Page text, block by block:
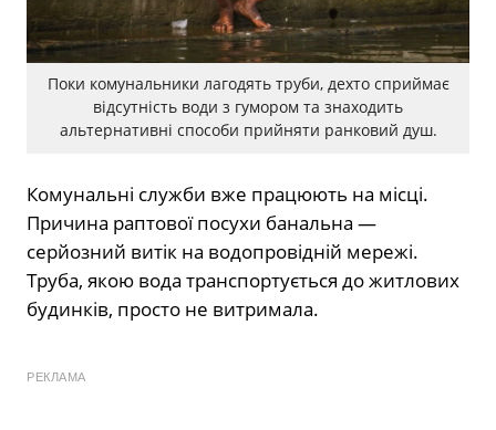
Поки комунальники лагодять труби, дехто сприймає
відсутність води з гумором та знаходить
альтернативні способи прийняти ранковий душ.
Комунальні служби вже працюють на місці.
Причина раптової посухи банальна —
серйозний витік на водопровідній мережі.
Труба, якою вода транспортується до житлових
будинків, просто не витримала.
РЕКЛАМА